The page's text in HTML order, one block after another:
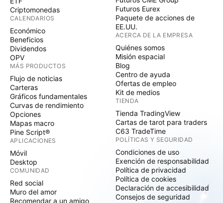
Criptomonedas
CALENDARIOS
Económico
Beneficios
Dividendos
OPV
MÁS PRODUCTOS
Flujo de noticias
Carteras
Gráficos fundamentales
Curvas de rendimiento
Opciones
Mapas macro
Pine Script®
APLICACIONES
Móvil
Desktop
COMUNIDAD
Red social
Muro del amor
Recomendar a un amigo
Futuros Eurex
Paquete de acciones de
EE.UU.
ACERCA DE LA EMPRESA
Quiénes somos
Misión espacial
Blog
Centro de ayuda
Ofertas de empleo
Kit de medios
TIENDA
Tienda TradingView
Cartas de tarot para traders
C63 TradeTime
POLÍTICAS Y SEGURIDAD
Condiciones de uso
Exención de responsabilidad
Política de privacidad
Política de cookies
Declaración de accesibilidad
Consejos de seguridad